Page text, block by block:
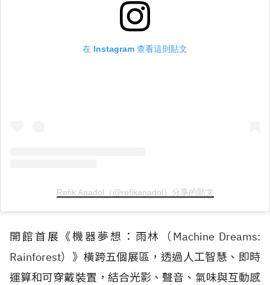
在 Instagram 查看這則貼文
Refik Anadol（@refikanadol）分享的貼文
開館首展《機器夢想：雨林（ Machine Dreams:
Rainforest）》橫跨五個展區，透過人工智慧、即時
運算和可穿戴裝置，結合光影、聲音、氣味與互動感